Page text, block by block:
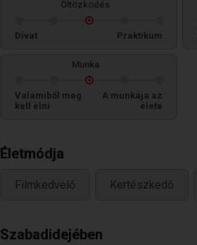
Öltözködés
Divat Praktikum
Munka
Valamiből meg
kell élni
A munkája az
élete
Életmódja
Filmkedvelő Kertészkedő
Szabadidejében